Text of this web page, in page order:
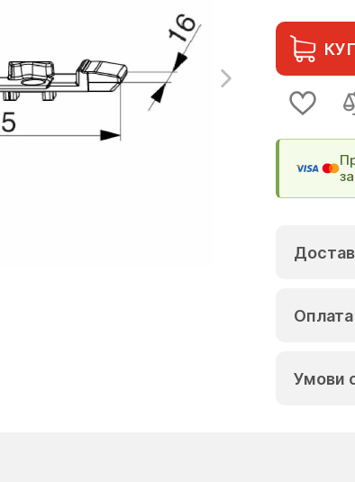
Оплата
Умови